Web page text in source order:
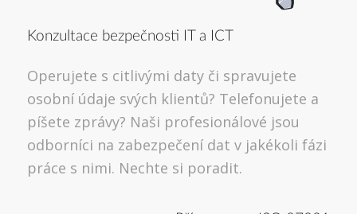
Konzultace bezpečnosti IT a ICT
Operujete s citlivými daty či spravujete
osobní údaje svých klientů? Telefonujete a
píšete zprávy? Naši profesionálové jsou
odborníci na zabezpečení dat v jakékoli fázi
práce s nimi. Nechte si poradit.